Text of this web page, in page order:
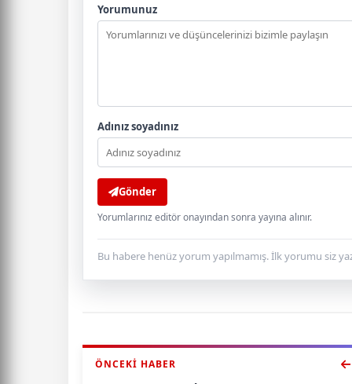
Yorumunuz
Adınız soyadınız
Gönder
Yorumlarınız editör onayından sonra yayına alınır.
Bu habere henüz yorum yapılmamış. İlk yorumu siz
ÖNCEKI HABER